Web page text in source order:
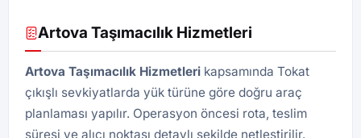
Artova Taşımacılık Hizmetleri
Artova Taşımacılık Hizmetleri kapsamında Tokat
çıkışlı sevkiyatlarda yük türüne göre doğru araç
planlaması yapılır. Operasyon öncesi rota, teslim
süresi ve alıcı noktası detaylı şekilde netleştirilir.